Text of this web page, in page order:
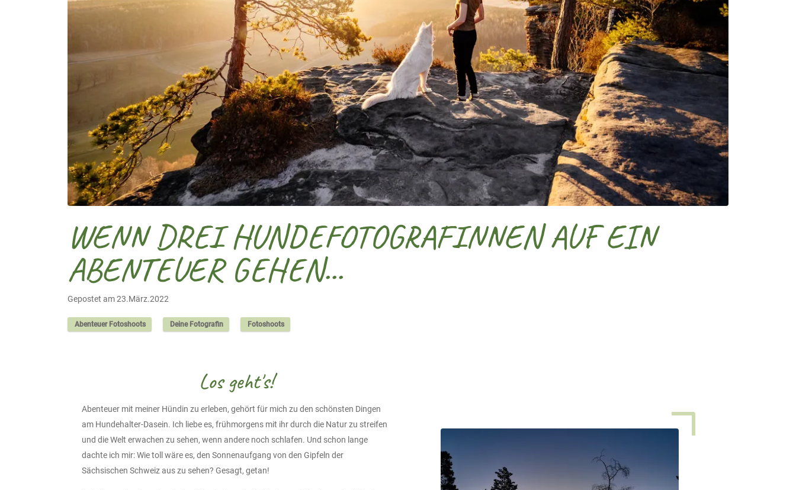
WENN DREI HUNDEFOTOGRAFINNEN AUF EIN
ABENTEUER GEHEN...
Gepostet am 23.März.2022
Abenteuer Fotoshoots Deine Fotografin Fotoshoots
Los geht's!
Abenteuer mit meiner Hündin zu erleben, gehört für mich zu den schönsten Dingen
am Hundehalter-Dasein. Ich liebe es, frühmorgens mit ihr durch die Natur zu streifen
und die Welt erwachen zu sehen, wenn andere noch schlafen. Und schon lange
dachte ich mir: Wie toll wäre es, den Sonnenaufgang von den Gipfeln der
Sächsischen Schweiz aus zu sehen? Gesagt, getan!